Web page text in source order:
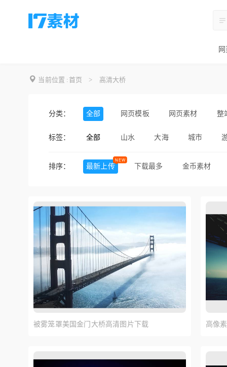
当前位置 :首页 > 高清大桥
分类： 全部 网页模板 网页素材 整
标签： 全部 山水 大海 城市
排序： 最新上传 下载最多 金币素材
被雾笼罩美国金门大桥高清图片下载 高像